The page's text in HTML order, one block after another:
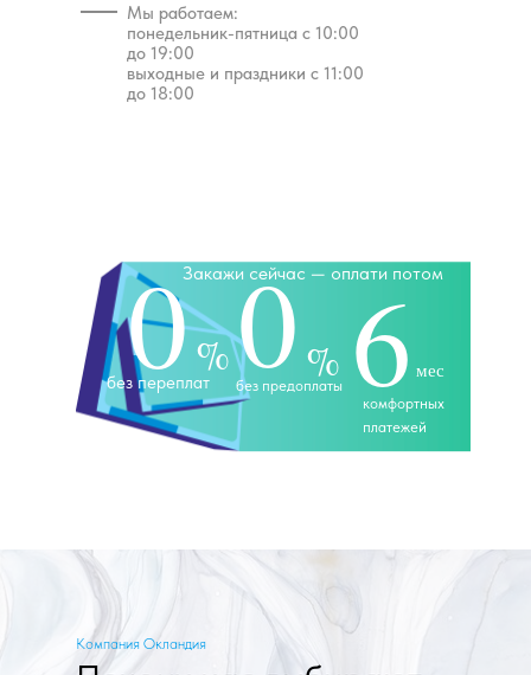
Наши менеджеры используют
WhatsApp для
связи, напишите нам для консультации
Мы работаем:
понедельник-пятница с 10:00
до 19:00
выходные и праздники с 11:00
до 18:00
Закажи сейчас — оплати потом
0%0 % 6 мес
без переплат
без предоплаты
комфортных
платежей
Компания Окландия